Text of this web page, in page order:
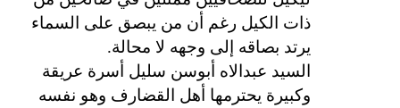
ذات الكيل رغم أن من يبصق على السماء
يرتد بصاقه إلى وجهه لا محالة.
السيد عبدالاه أبوسن سليل أسرة عريقة
وكبيرة يحترمها أهل القضارف وهو نفسه